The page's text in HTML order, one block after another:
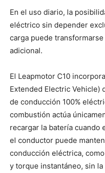
En el uso diario, la
eléctrico sin depender
carga puede
adicional.
El Leapmotor C10
Extended Electric Vehicle)
de conducción 100%
combustión actúa
recargar la batería cuando
el conductor puede
conducción eléctrica,
y torque instantáneo, sin